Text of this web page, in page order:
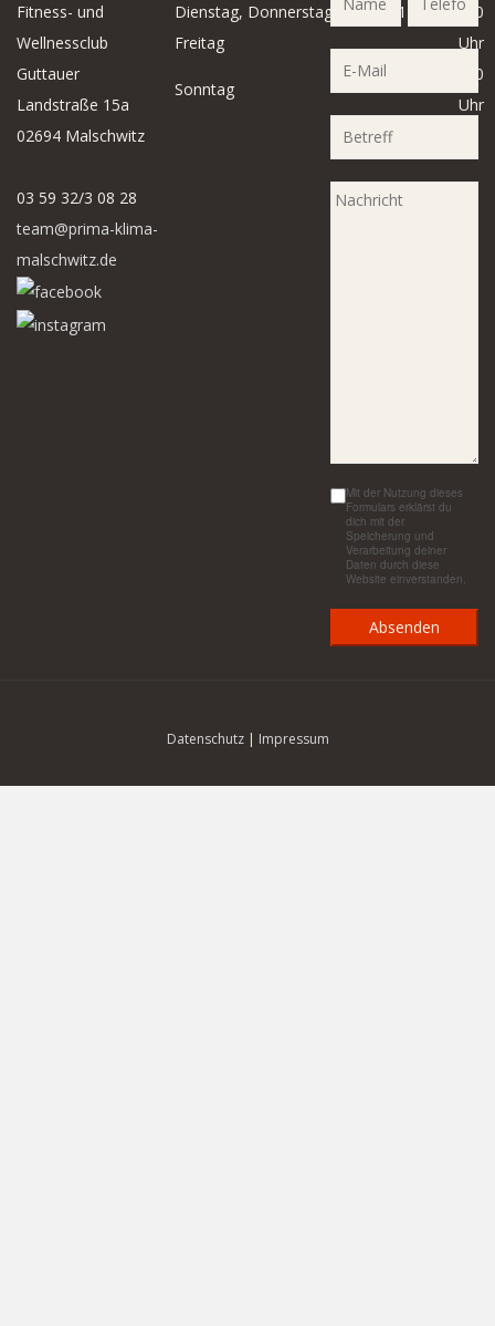
Fitness- und
Wellnessclub
Guttauer
Landstraße 15a
02694 Malschwitz
03 59 32/3 08 28
team@prima-klima-
malschwitz.de
Dienstag, Donnerstag &
Freitag
14.00–21.30
Uhr
Sonntag
14.00–18.00
Uhr
Mit der Nutzung dieses
Formulars erklärst du
dich mit der
Speicherung und
Verarbeitung deiner
Daten durch diese
Website einverstanden.
Datenschutz| Impressum